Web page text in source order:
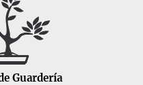
Guardería